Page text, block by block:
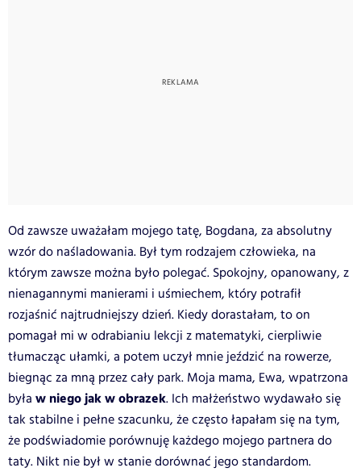
Od zawsze uważałam mojego tatę, Bogdana, za absolutny
wzór do naśladowania. Był tym rodzajem człowieka, na
którym zawsze można było polegać. Spokojny, opanowany, z
nienagannymi manierami i uśmiechem, który potrafił
rozjaśnić najtrudniejszy dzień. Kiedy dorastałam, to on
pomagał mi w odrabianiu lekcji z matematyki, cierpliwie
tłumacząc ułamki, a potem uczył mnie jeździć na rowerze,
biegnąc za mną przez cały park. Moja mama, Ewa, wpatrzona
była w niego jak w obrazek. Ich małżeństwo wydawało się
tak stabilne i pełne szacunku, że często łapałam się na tym,
że podświadomie porównuję każdego mojego partnera do
taty. Nikt nie był w stanie dorównać jego standardom.